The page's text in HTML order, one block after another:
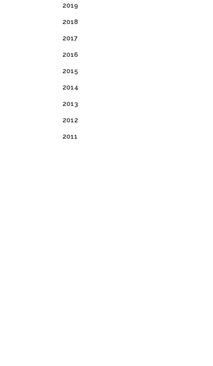
2019
2018
2017
2016
2015
2014
2013
2012
2011